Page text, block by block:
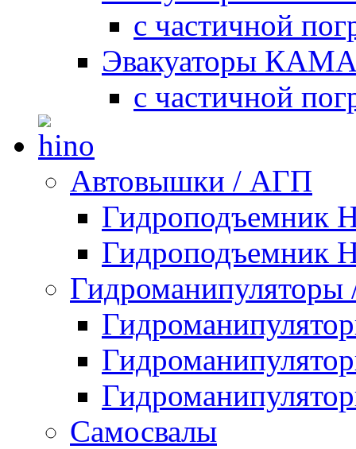
с частичной
Эвакуаторы
с частичной
Автовышки / АГП
Гидроподъемник
Гидроподъемник
Самосвалы